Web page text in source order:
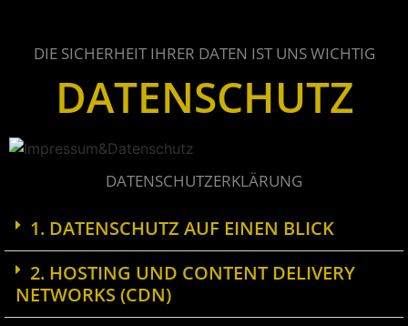
DIE SICHERHEIT IHRER DATEN IST UNS WICHTIG
DATENSCHUTZ
DATENSCHUTZERKLÄRUNG
1. DATENSCHUTZ AUF EINEN BLICK
2. HOSTING UND CONTENT DELIVERY
NETWORKS (CDN)